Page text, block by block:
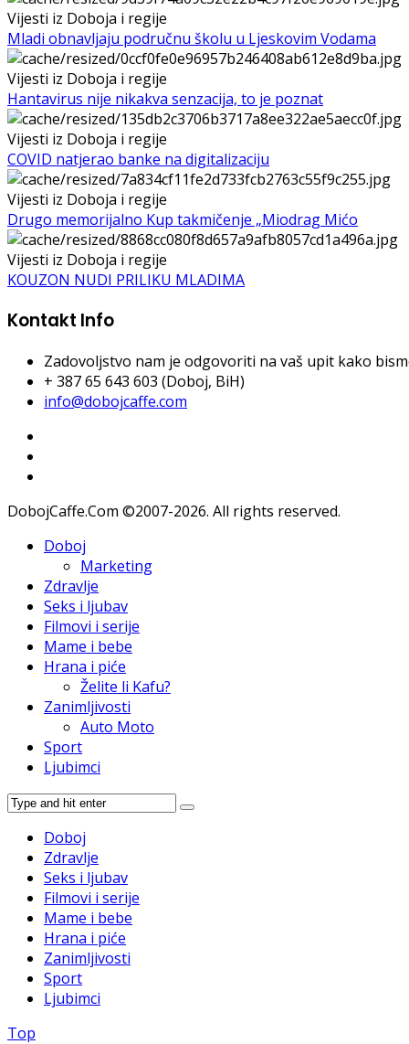
Vijesti iz Doboja i regije
Mladi obnavljaju područnu školu u Ljeskovim Vodama
Vijesti iz Doboja i regije
Hantavirus nije nikakva senzacija, to je poznat
Vijesti iz Doboja i regije
COVID natjerao banke na digitalizaciju
Vijesti iz Doboja i regije
Drugo memorijalno Kup takmičenje „Miodrag Mićo
Vijesti iz Doboja i regije
KOUZON NUDI PRILIKU MLADIMA
Kontakt Info
Zadovoljstvo nam je odgovoriti na vaš upit kako
+ 387 65 643 603 (Doboj, BiH)
info@dobojcaffe.com
DobojCaffe.Com ©2007-2026. All rights reserved.
Doboj
Marketing
Zdravlje
Seks i ljubav
Filmovi i serije
Mame i bebe
Hrana i piće
Želite li Kafu?
Zanimljivosti
Auto Moto
Sport
Ljubimci
Doboj
Zdravlje
Seks i ljubav
Filmovi i serije
Mame i bebe
Hrana i piće
Zanimljivosti
Sport
Ljubimci
Top